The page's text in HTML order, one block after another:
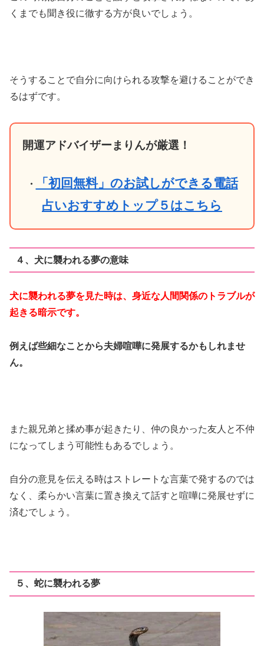
くまでも聞き役に徹する方が良いでしょう。
そうすることで自分に向けられる攻撃を避けることができ
るはずです。
開運アドバイザーまりんが厳選！
・
「初回無料」のお試しができる電話
占いおすすめトップ５はこちら
４、犬に襲われる夢の意味
犬に襲われる夢を見た時は、身近な人間関係のトラブルが
起きる暗示です。
例えば些細なことから夫婦喧嘩に発展するかもしれませ
ん。
また親兄弟と揉め事が起きたり、仲の良かった友人と不仲
になってしまう可能性もあるでしょう。
自分の意見を伝える時はストレートな言葉で発するのでは
なく、柔らかい言葉に置き換えて話すと喧嘩に発展せずに
済むでしょう。
５、蛇に襲われる夢